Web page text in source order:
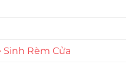
Sinh Rèm Cửa